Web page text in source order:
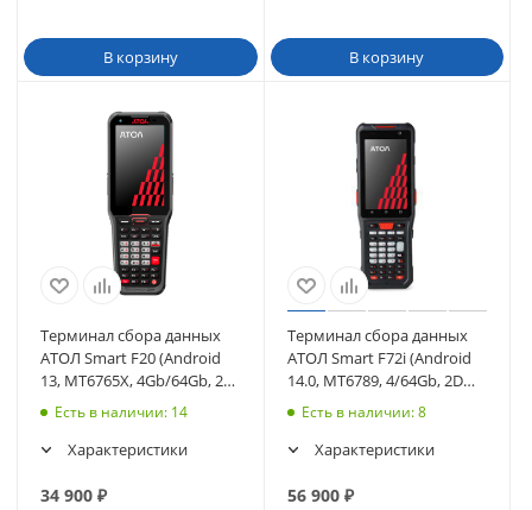
В корзину В корзину
Терминал сбора данных
АТОЛ Smart F20 (Android
13, MT6765X, 4Gb/64Gb, 2D
N6602-W2, Wi-Fi, BT (65753)
Есть в наличии: 14
Характеристики
34 900 ₽
Терминал сбора данных
АТОЛ Smart F72i (Android
14.0, MT6789, 4/64Gb, 2D
Newland N1 (47кл) (63347)
Есть в наличии: 8
Характеристики
56 900₽